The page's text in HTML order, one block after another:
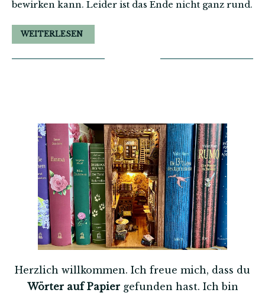
bewirken kann. Leider ist das Ende nicht ganz rund.
WEITERLESEN
Herzlich willkommen. Ich freue mich, dass du
Wörter auf Papiergefunden hast. Ich bin